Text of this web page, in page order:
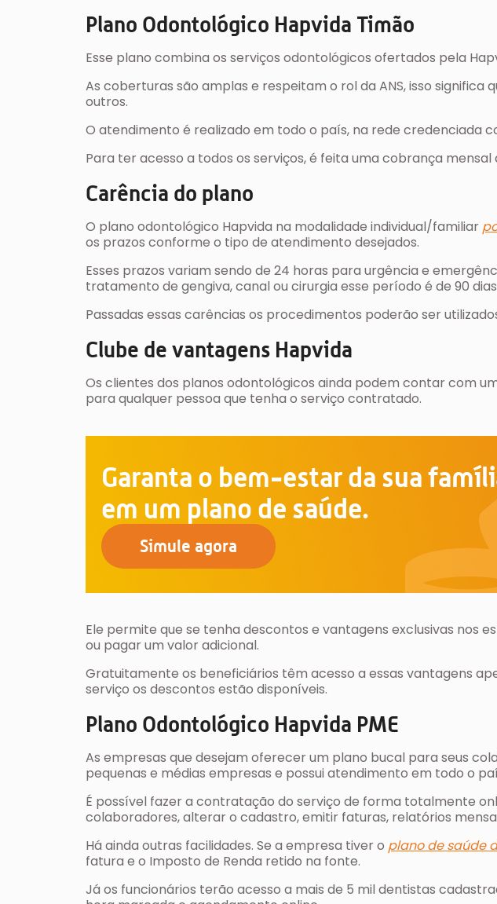
Plano Odontológico Hapvida Timão
Esse plano combina os serviços odontológicos ofertados pela
As coberturas são amplas e respeitam o rol da ANS, isso
outros.
O atendimento é realizado em todo o país, na rede credenciada
Para ter acesso a todos os serviços, é feita uma cobrança
Carência do plano
O plano odontológico Hapvida na modalidade individual/familiar
os prazos conforme o tipo de atendimento desejados.
Esses prazos variam sendo de 24 horas para urgência e
tratamento de gengiva, canal ou cirurgia esse período é de 90
Passadas essas carências os procedimentos poderão ser
Clube de vantagens Hapvida
Os clientes dos planos odontológicos ainda podem contar com
para qualquer pessoa que tenha o serviço contratado.
Garanta o bem-estar da sua
em um plano de saúde.
Simule agora
Ele permite que se tenha descontos e vantagens exclusivas nos
ou pagar um valor adicional.
Gratuitamente os beneficiários têm acesso a essas vantagens
serviço os descontos estão disponíveis.
Plano Odontológico Hapvida PME
As empresas que desejam oferecer um plano bucal para seus
pequenas e médias empresas e possui atendimento em todo o
É possível fazer a contratação do serviço de forma totalmente
colaboradores, alterar o cadastro, emitir faturas, relatórios
Há ainda outras facilidades. Se a empresa tiver o plano de saúde
fatura e o Imposto de Renda retido na fonte.
Já os funcionários terão acesso a mais de 5 mil dentistas